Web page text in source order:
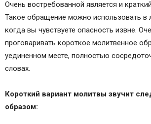
Очень востребованной является и
Такое обращение можно использовать в
когда вы чувствуете опасность извне.
проговаривать короткое молитвенное
уединенном месте, полностью
словах.
Короткий вариант молитвы звучит
образом: